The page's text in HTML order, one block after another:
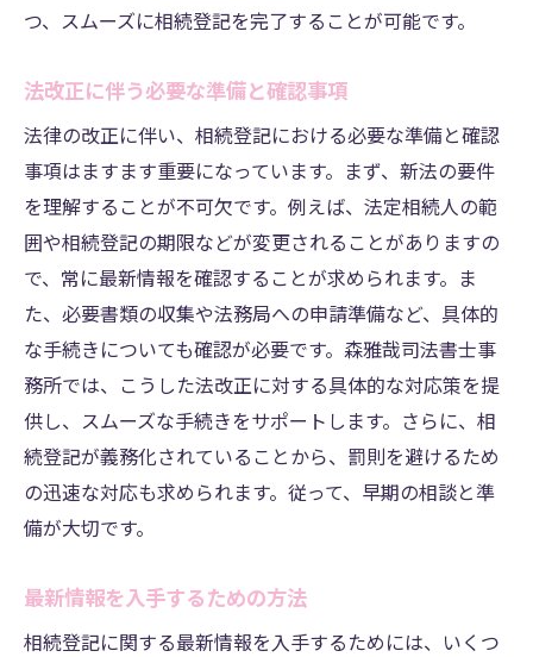
つ、スムーズに相続登記を完了することが可能です。
法改正に伴う必要な準備と確認事項
法律の改正に伴い、相続登記における必要な準備と確認
事項はますます重要になっています。まず、新法の要件
を理解することが不可欠です。例えば、法定相続人の範
囲や相続登記の期限などが変更されることがありますの
で、常に最新情報を確認することが求められます。ま
た、必要書類の収集や法務局への申請準備など、具体的
な手続きについても確認が必要です。森雅哉司法書士事
務所では、こうした法改正に対する具体的な対応策を提
供し、スムーズな手続きをサポートします。さらに、相
続登記が義務化されていることから、罰則を避けるため
の迅速な対応も求められます。従って、早期の相談と準
備が大切です。
最新情報を入手するための方法
相続登記に関する最新情報を入手するためには、いくつ